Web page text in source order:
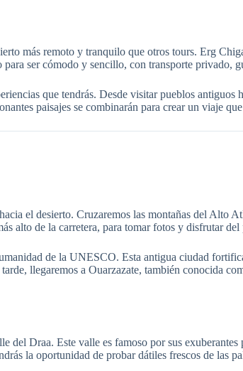
más remoto y tranquilo que otros tours. Erg
ser cómodo y sencillo, con transporte privado,
que tendrás. Desde visitar pueblos
paisajes se combinarán para crear un viaje
el desierto. Cruzaremos las montañas del Alto
alto de la carretera, para tomar fotos y disfrutar del
de la UNESCO. Esta antigua ciudad
llegaremos a Ouarzazate, también conocida
del Draa. Este valle es famoso por sus
la oportunidad de probar dátiles frescos de las